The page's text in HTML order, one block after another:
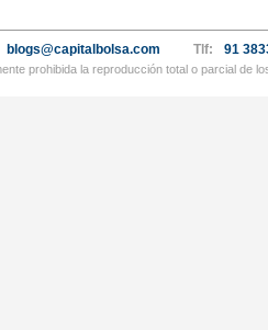
blogs@capitalbolsa.com Tlf: 91
prohibida la reproducción total o parcial de